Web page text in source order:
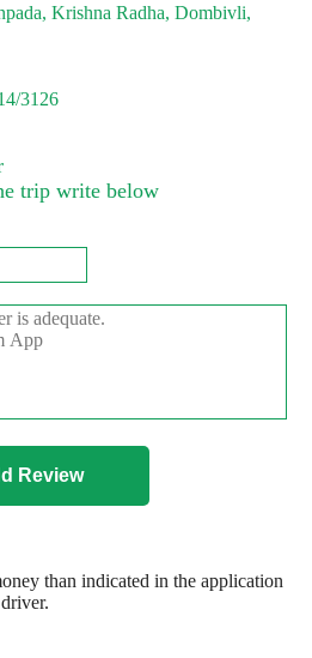
Krishna Radha, Dombivli,
3126
trip write below
than indicated in the application